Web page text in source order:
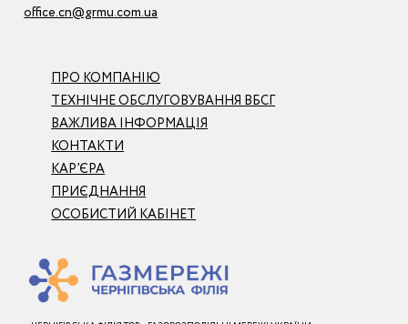
ПРО КОМПАНІЮ
ТЕХНІЧНЕ ОБСЛУГОВУВАННЯ ВБСГ
ВАЖЛИВА ІНФОРМАЦІЯ
КОНТАКТИ
КАР’ЄРА
ПРИЄДНАННЯ
ОСОБИСТИЙ КАБІНЕТ
office.cn@grmu.com.ua